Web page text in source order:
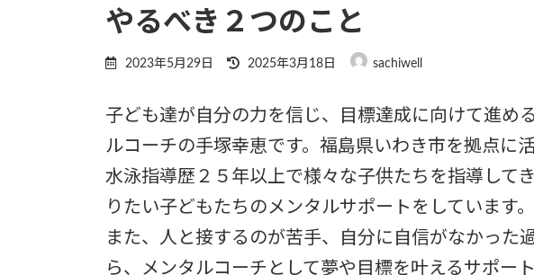
やるべき２つのこと
2023年5月29日
最
新
日
時
:
2025年3月18日 sachiwell
子ども達が自分の力を信じ、目標達成に向けて進め
ルコーチの手塚幸恵です。福島県いわき市を拠点に活
水泳指導歴２５年以上で様々な子供たちを指導して
りたい子どもたちのメンタルサポートをしています。
また、人と接するのが苦手、自分に自信がなかった
ら、メンタルコーチとして夢や目標を叶えるサポート